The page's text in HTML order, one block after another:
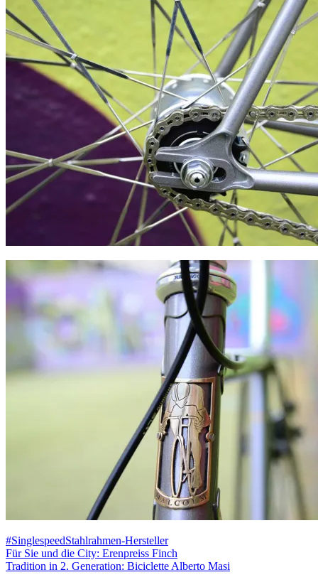
#SinglespeedStahlrahmen-Hersteller
Beitragsnavigation
Für Sie und die City: Erenpreiss Finch
Tradition in 2. Generation: Biciclette Alberto Masi